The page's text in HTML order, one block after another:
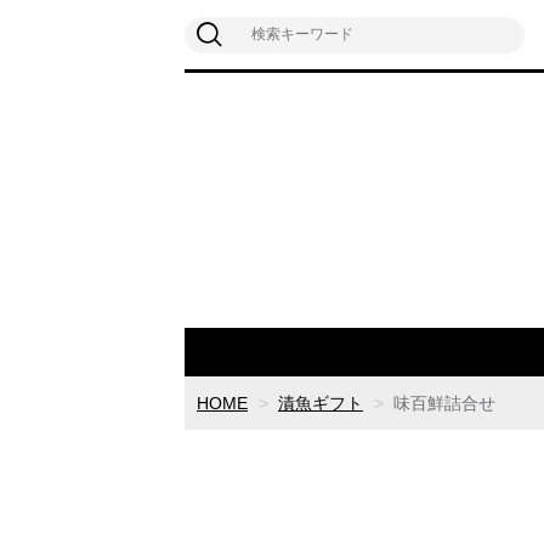
HOME 漬魚ギフト 味百鮮詰合せ